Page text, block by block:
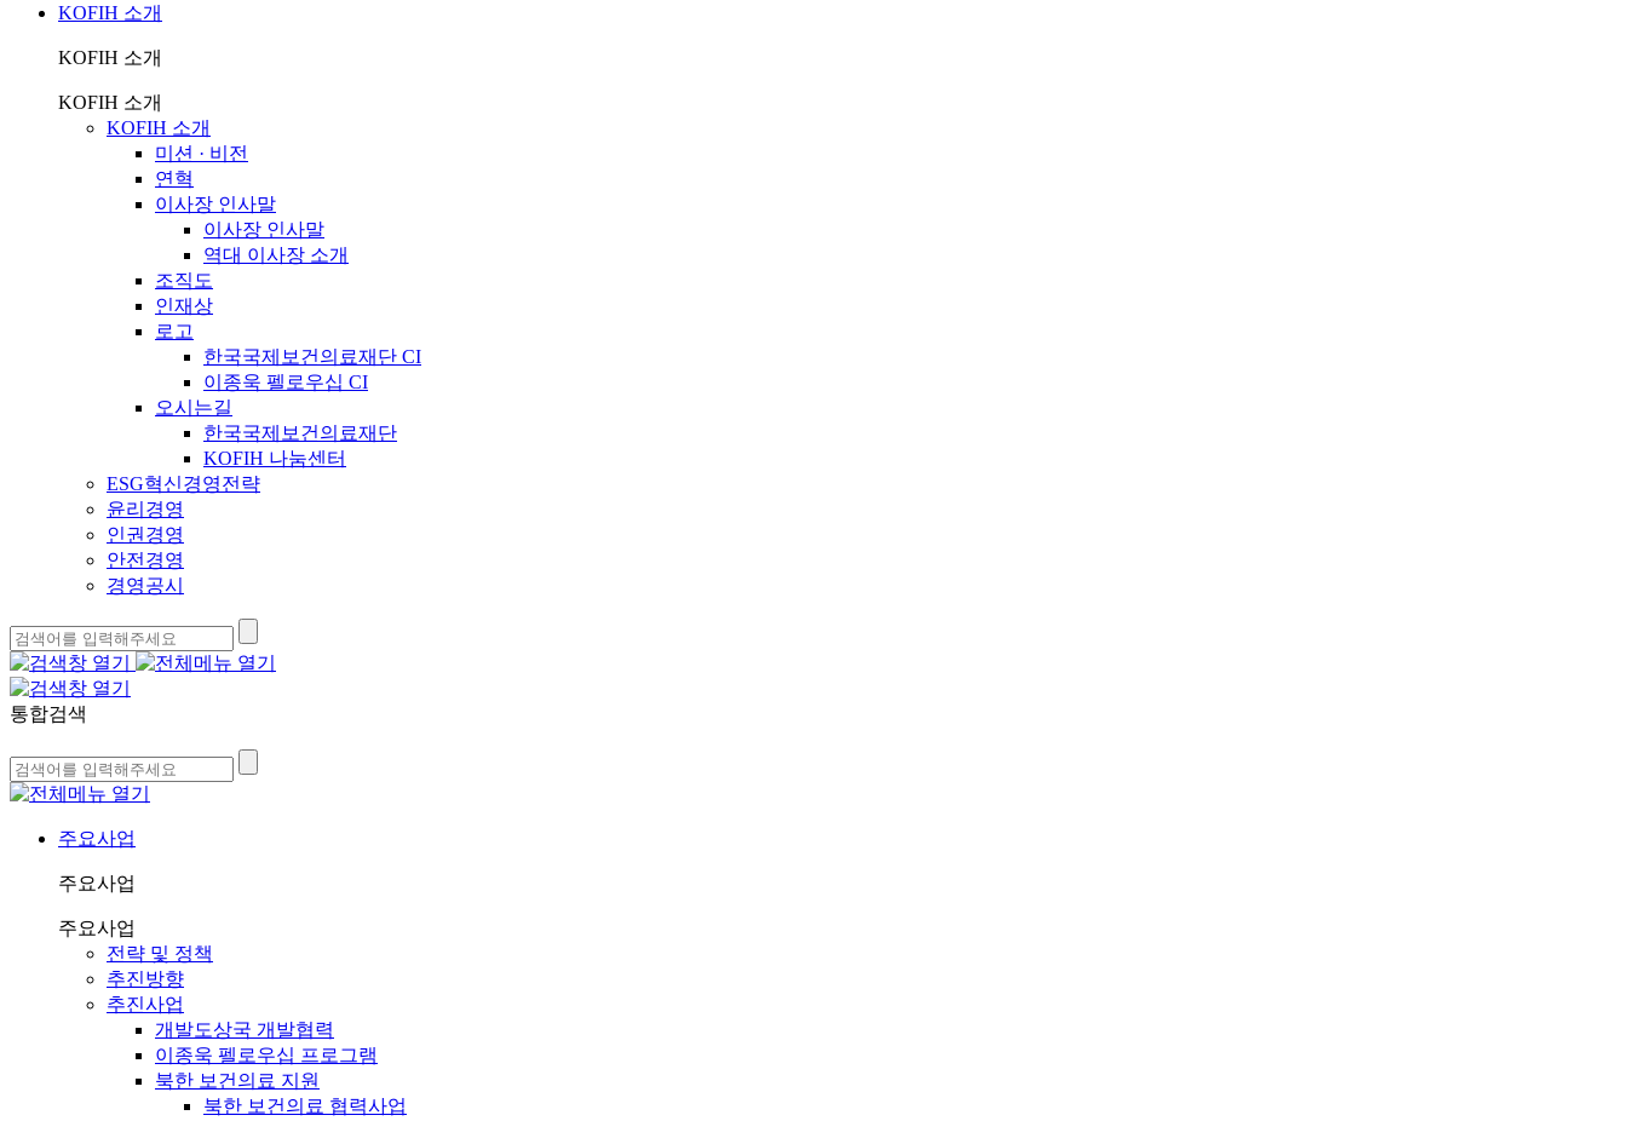
KOFIH 소개
KOFIH 소개
KOFIH 소개
KOFIH 소개
미션 · 비전
연혁
이사장 인사말
이사장 인사말
역대 이사장 소개
조직도
인재상
로고
한국국제보건의료재단 CI
이종욱 펠로우십 CI
오시는길
한국국제보건의료재단
KOFIH 나눔센터
ESG혁신경영전략
윤리경영
인권경영
안전경영
경영공시
통합검색
주요사업
주요사업
주요사업
전략 및 정책
추진방향
추진사업
개발도상국 개발협력
이종욱 펠로우십 프로그램
북한 보건의료 지원
북한 보건의료 협력사업